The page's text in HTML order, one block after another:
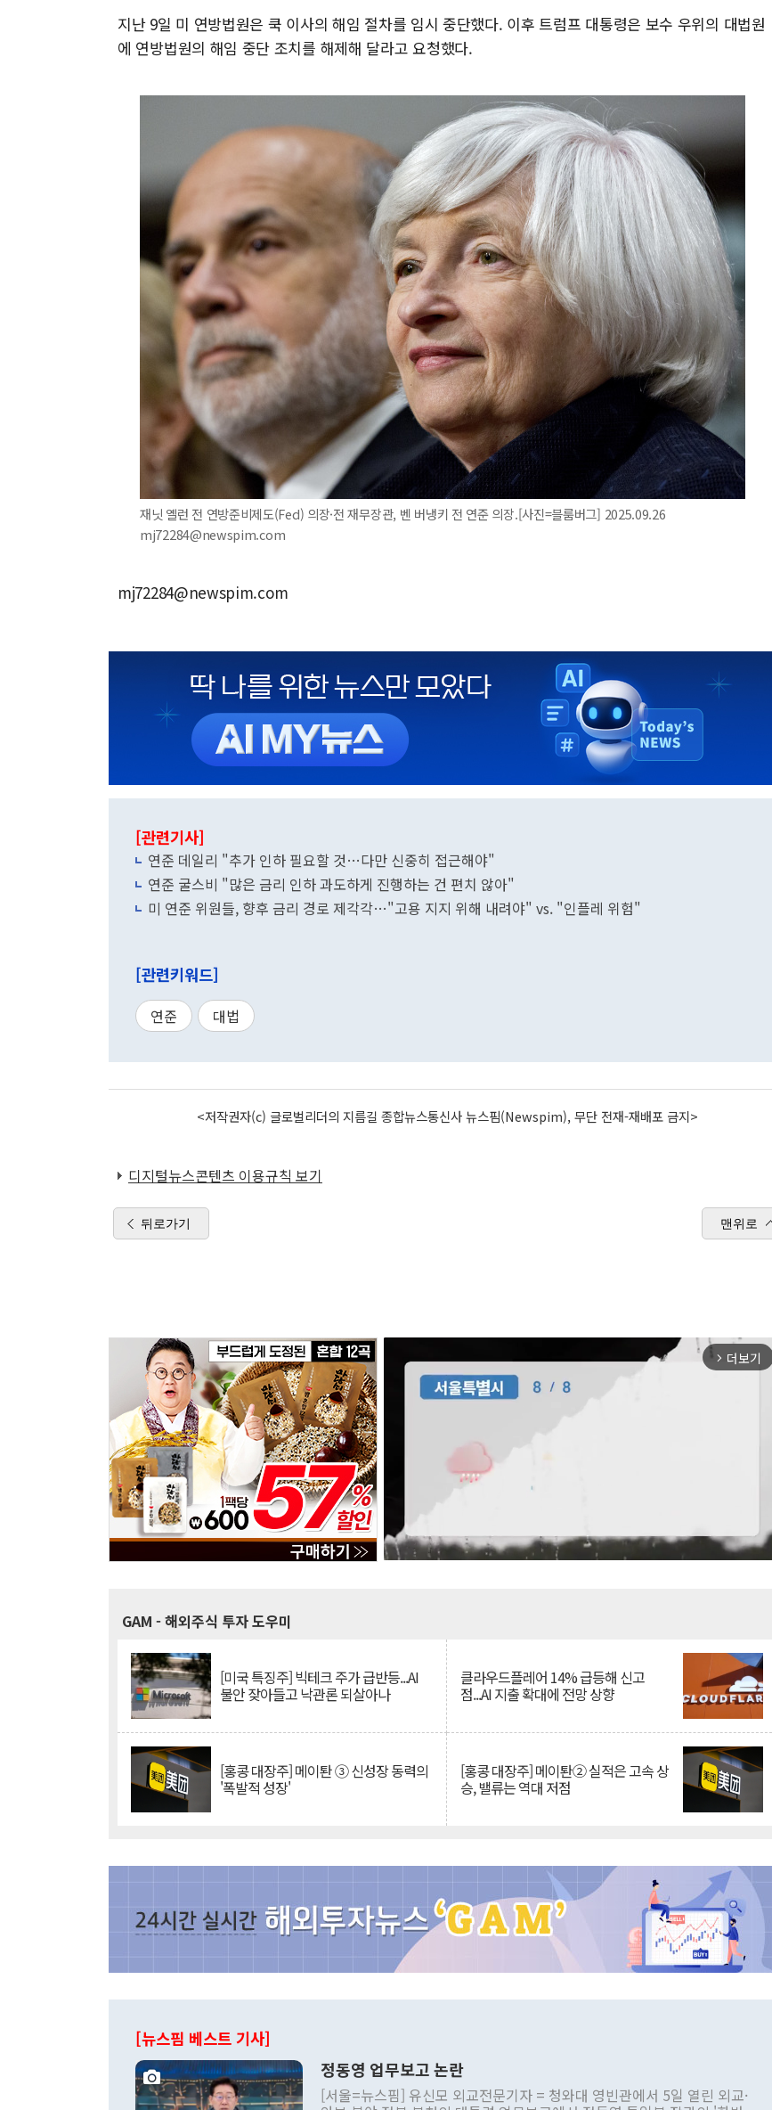
지난 9일 미 연방법원은 쿡 이사의 해임 절차를 임시 중단했다. 이후 트럼프 대통령은 보수 우위의 대법원
에 연방법원의 해임 중단 조치를 해제해 달라고 요청했다.
재닛 옐런 전 연방준비제도(Fed) 의장·전 재무장관, 벤 버냉키 전 연준 의장.[사진=블룸버그] 2025.09.26
mj72284@newspim.com
mj72284@newspim.com
[관련기사]
연준 데일리 "추가 인하 필요할 것…다만 신중히 접근해야"
연준 굴스비 "많은 금리 인하 과도하게 진행하는 건 편치 않아"
미 연준 위원들, 향후 금리 경로 제각각…"고용 지지 위해 내려야" vs. "인플레 위험"
[관련키워드]
연준 대법
<저작권자(c) 글로벌리더의 지름길 종합뉴스통신사 뉴스핌(Newspim), 무단 전재-재배포 금지>
디지털뉴스콘텐츠 이용규칙 보기
뒤로가기 맨위로
arrow_forward_ios 더보기
GAM - 해외주식 투자 도우미
[미국 특징주] 빅테크 주가 급반등...AI
불안 잦아들고 낙관론 되살아나
클라우드플레어 14% 급등해 신고
점...AI 지출 확대에 전망 상향
[홍콩 대장주] 메이퇀 ③ 신성장 동력의
'폭발적 성장'
[홍콩 대장주] 메이퇀② 실적은 고속 상
승, 밸류는 역대 저점
[뉴스핌 베스트 기사]
정동영 업무보고 논란
[서울=뉴스핌] 유신모 외교전문기자 = 청와대 영빈관에서 5일 열린 외교·